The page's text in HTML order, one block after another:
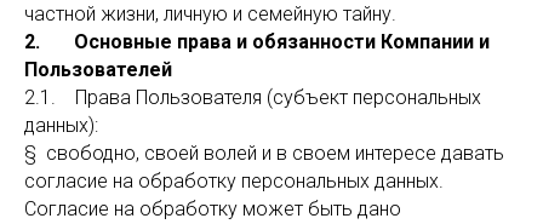
частной жизни, личную и семейную тайну.
2. Основные права и обязанности Компании и
Пользователей
2.1. Права Пользователя (субъект персональных
данных):
§ свободно, своей волей и в своем интересе давать
согласие на обработку персональных данных.
Согласие на обработку может быть дано